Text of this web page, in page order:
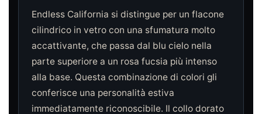
Endless California si distingue per un flacone
cilindrico in vetro con una sfumatura molto
accattivante, che passa dal blu cielo nella
parte superiore a un rosa fucsia più intenso
alla base. Questa combinazione di colori gli
conferisce una personalità estiva
immediatamente riconoscibile. Il collo dorato